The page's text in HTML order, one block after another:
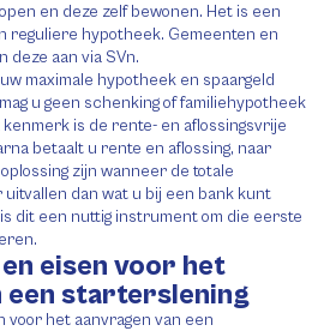
en deze zelf bewonen. Het is een
reguliere hypotheek. Gemeenten en
deze aan via SVn.
maximale hypotheek en spaargeld
u geen schenking of familiehypotheek
is de rente- en aflossingsvrije
betaalt u rente en aflossing, naar
zijn wanneer de totale
dan wat u bij een bank kunt
dit een nuttig instrument om die eerste
eisen voor het
een starterslening
voor het aanvragen van een